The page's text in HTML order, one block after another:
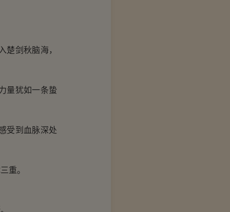
剑秋脑海，
量犹如一条蛰
受到血脉深处
重。